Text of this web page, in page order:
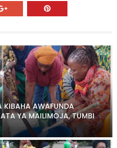
KIBAHA AWAFUNDA
YA MAILIMOJA, TUMBI